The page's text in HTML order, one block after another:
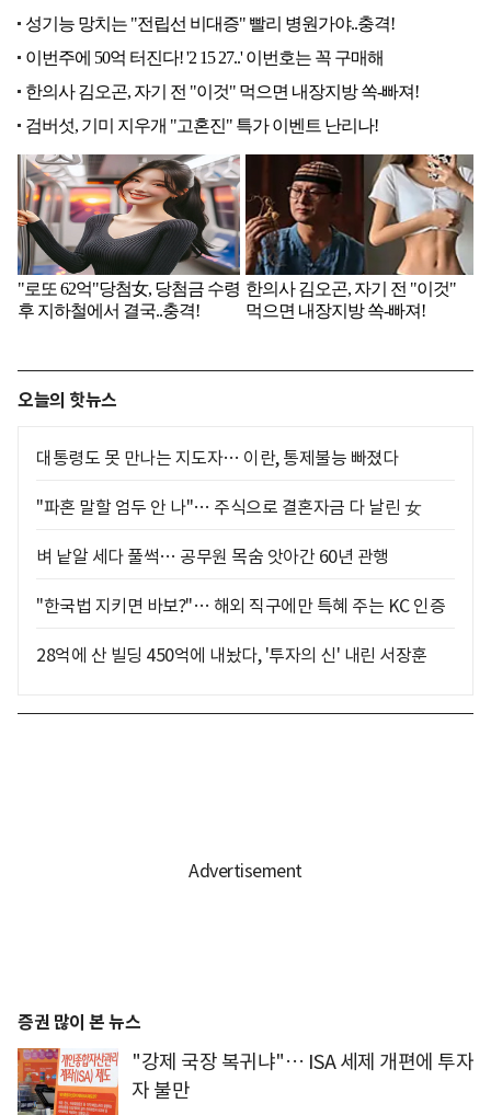
오늘의 핫뉴스
대통령도 못 만나는 지도자… 이란, 통제불능 빠졌다
"파혼 말할 엄두 안 나"… 주식으로 결혼자금 다 날린 女
벼 낱알 세다 풀썩… 공무원 목숨 앗아간 60년 관행
"한국법 지키면 바보?"… 해외 직구에만 특혜 주는 KC 인증
28억에 산 빌딩 450억에 내놨다, '투자의 신' 내린 서장훈
증권 많이 본 뉴스
"강제 국장 복귀냐"… ISA 세제 개편에 투자
자 불만